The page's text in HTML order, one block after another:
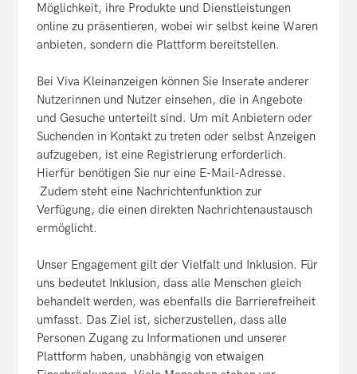
Möglichkeit, ihre Produkte und Dienstleistungen
online zu präsentieren, wobei wir selbst keine Waren
anbieten, sondern die Plattform bereitstellen.
Bei Viva Kleinanzeigen können Sie Inserate anderer
Nutzerinnen und Nutzer einsehen, die in Angebote
und Gesuche unterteilt sind. Um mit Anbietern oder
Suchenden in Kontakt zu treten oder selbst Anzeigen
aufzugeben, ist eine Registrierung erforderlich.
Hierfür benötigen Sie nur eine E-Mail-Adresse.
Zudem steht eine Nachrichtenfunktion zur
Verfügung, die einen direkten Nachrichtenaustausch
ermöglicht.
Unser Engagement gilt der Vielfalt und Inklusion. Für
uns bedeutet Inklusion, dass alle Menschen gleich
behandelt werden, was ebenfalls die Barrierefreiheit
umfasst. Das Ziel ist, sicherzustellen, dass alle
Personen Zugang zu Informationen und unserer
Plattform haben, unabhängig von etwaigen